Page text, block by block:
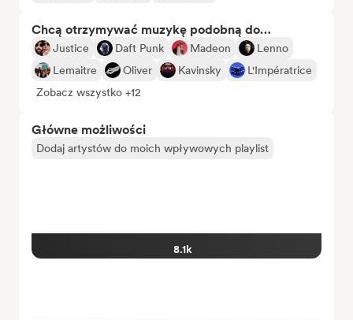
Chcą otrzymywać muzykę podobną do…
Justice Daft Punk Madeon
Lenno
Lemaitre
Oliver Kavinsky
L'Impératrice
Zobacz wszystko +12
Główne możliwości
Dodaj artystów do moich wpływowych playlist
8.1k